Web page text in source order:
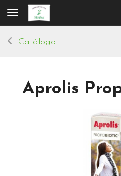
Toggle navigation
Catálogo
Aprolis